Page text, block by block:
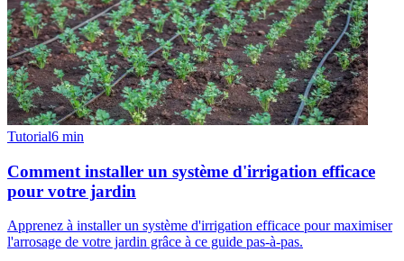
Tutorial6 min
Comment installer un système d'irrigation efficace
pour votre jardin
Apprenez à installer un système d'irrigation efficace pour maximiser
l'arrosage de votre jardin grâce à ce guide pas-à-pas.